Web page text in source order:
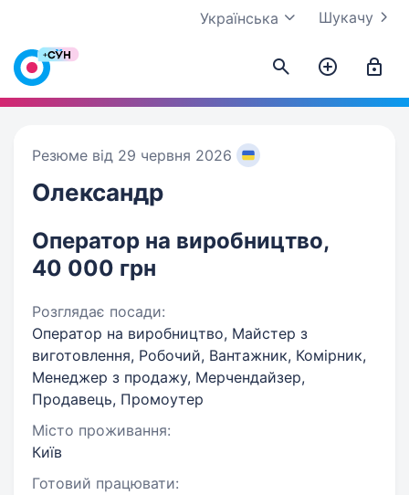
Шукачу
Українська
Резюме від 29 червня 2026
Олександр
Оператор на виробництво,
40 000 грн
Розглядає посади:
Оператор на виробництво, Майстер з
виготовлення, Робочий, Вантажник, Комірник,
Менеджер з продажу, Мерчендайзер,
Продавець, Промоутер
Місто проживання:
Київ
Готовий працювати: